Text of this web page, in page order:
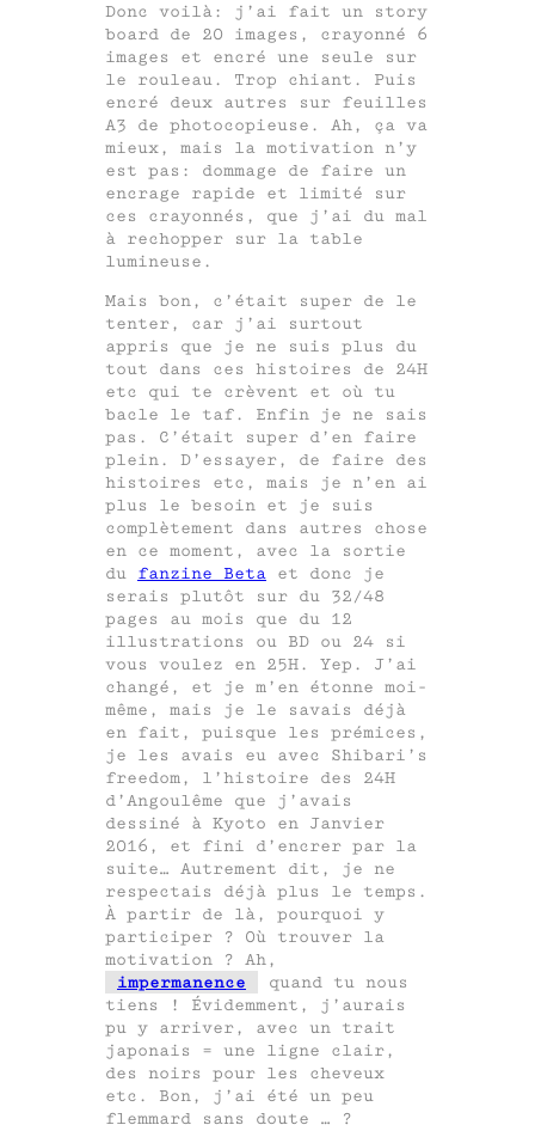
Donc voilà: j’ai fait un story
board de 20 images, crayonné 6
images et encré une seule sur
le rouleau. Trop chiant. Puis
encré deux autres sur feuilles
A3 de photocopieuse. Ah, ça va
mieux, mais la motivation n’y
est pas: dommage de faire un
encrage rapide et limité sur
ces crayonnés, que j’ai du mal
à rechopper sur la table
lumineuse.
Mais bon, c’était super de le
tenter, car j’ai surtout
appris que je ne suis plus du
tout dans ces histoires de 24H
etc qui te crèvent et où tu
bacle le taf. Enfin je ne sais
pas. C’était super d’en faire
plein. D’essayer, de faire des
histoires etc, mais je n’en ai
plus le besoin et je suis
complètement dans autres chose
en ce moment, avec la sortie
du fanzine Beta et donc je
serais plutôt sur du 32/48
pages au mois que du 12
illustrations ou BD ou 24 si
vous voulez en 25H. Yep. J’ai
changé, et je m’en étonne moi-
même, mais je le savais déjà
en fait, puisque les prémices,
je les avais eu avec Shibari’s
freedom, l’histoire des 24H
d’Angoulême que j’avais
dessiné à Kyoto en Janvier
2016, et fini d’encrer par la
suite… Autrement dit, je ne
respectais déjà plus le temps.
À partir de là, pourquoi y
participer ? Où trouver la
motivation ? Ah,
impermanence
quand tu nous
tiens ! Évidemment, j’aurais
pu y arriver, avec un trait
japonais = une ligne clair,
des noirs pour les cheveux
etc. Bon, j’ai été un peu
flemmard sans doute … ?